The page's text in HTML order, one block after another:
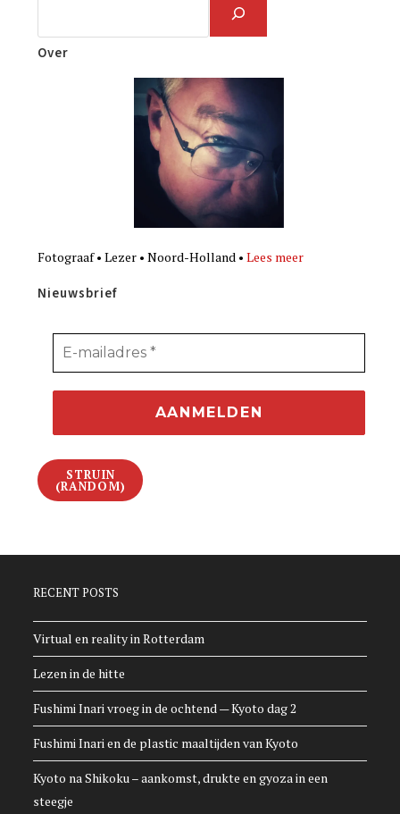
Over
Fotograaf • Lezer • Noord-Holland •Lees meer
Nieuwsbrief
STRUIN
(RANDOM)
RECENT POSTS
Virtual en reality in Rotterdam
Lezen in de hitte
Fushimi Inari vroeg in de ochtend — Kyoto dag 2
Fushimi Inari en de plastic maaltijden van Kyoto
Kyoto na Shikoku – aankomst, drukte en gyoza in een
steegje